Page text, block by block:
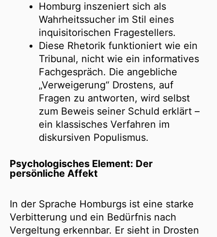
Homburg inszeniert sich als
Wahrheitssucher im Stil eines
inquisitorischen Fragestellers.
Diese Rhetorik funktioniert wie ein
Tribunal, nicht wie ein informatives
Fachgespräch. Die angebliche
„Verweigerung“ Drostens, auf
Fragen zu antworten, wird selbst
zum Beweis seiner Schuld erklärt –
ein klassisches Verfahren im
diskursiven Populismus.
Psychologisches Element: Der
persönliche Affekt
In der Sprache Homburgs ist eine starke
Verbitterung und ein Bedürfnis nach
Vergeltung erkennbar. Er sieht in Drosten